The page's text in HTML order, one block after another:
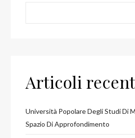
Articoli
Università Popolare Degli Studi Di
Spazio Di Approfondimento